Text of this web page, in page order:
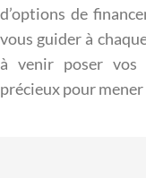
d’options de
vous guider à
à venir poser vos
précieux pour